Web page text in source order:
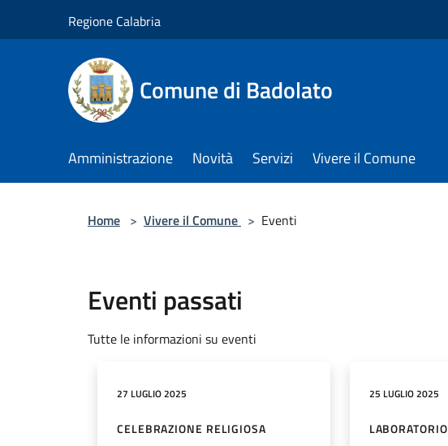
Regione Calabria
Comune di Badolato
Amministrazione Novità Servizi Vivere il Comune
Home > Vivere il Comune > Eventi
Eventi passati
Tutte le informazioni su eventi
27 LUGLIO 2025
CELEBRAZIONE RELIGIOSA
25 LUGLIO 2025
LABORATORIO